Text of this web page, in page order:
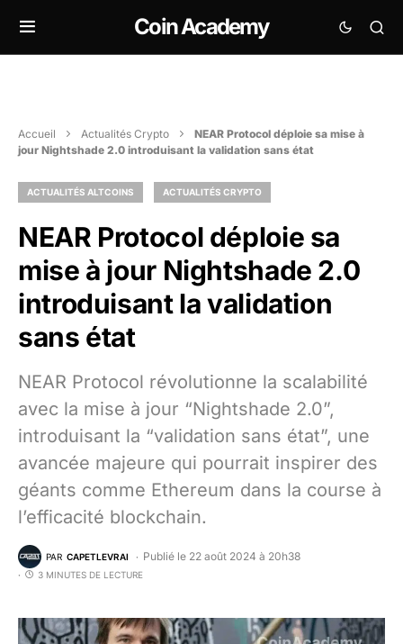
Coin Academy
Accueil Actualités Crypto
NEAR Protocol déploie sa mise à
jour Nightshade 2.0 introduisant la validation sans état
ACTUALITÉS ALTCOINS ACTUALITÉS CRYPTO
NEAR Protocol déploie sa
mise à jour Nightshade 2.0
introduisant la validation
sans état
NEAR Protocol révolutionne la scalabilité
avec la mise à jour “Nightshade 2.0”,
introduisant la “validation sans état”, une
avancée majeure qui pourrait inspirer des
géants comme Ethereum dans la course à
l’efficacité blockchain.
PAR CAPETLEVRAI Publié le 22 août 2024 à 20h38
3 MINUTES DE LECTURE